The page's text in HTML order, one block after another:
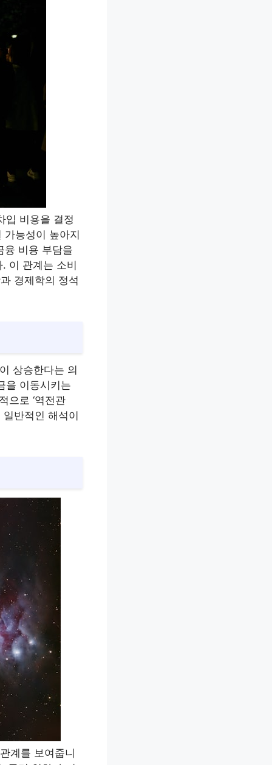
입 비용을 결정
능성이 높아지
융 비용 부담을
이 관계는 소비
경제학의 정석
상승한다는 의
을 이동시키는
으로 ‘역전관
반적인 해석이
계를 보여줍니